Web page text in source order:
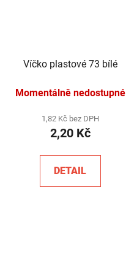
Víčko plastové 73 bílé
Momentálně nedostupné
1,82 Kč bez DPH
2,20 Kč
DETAIL